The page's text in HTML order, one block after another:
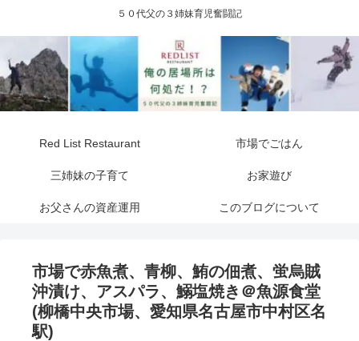
５０代父の３姉妹育児奮闘記
Red List Restaurant 市場でごはん
三姉妹の子育て お家遊び
お父さんの資産運用 このブログについて
市場で赤魚煮、青柳、鮪の佃煮、蛍烏賊
沖漬け、アスパラ、鰯塩焼き＠魚源食堂
(柳橋中央市場、愛知県名古屋市中村区名
駅)